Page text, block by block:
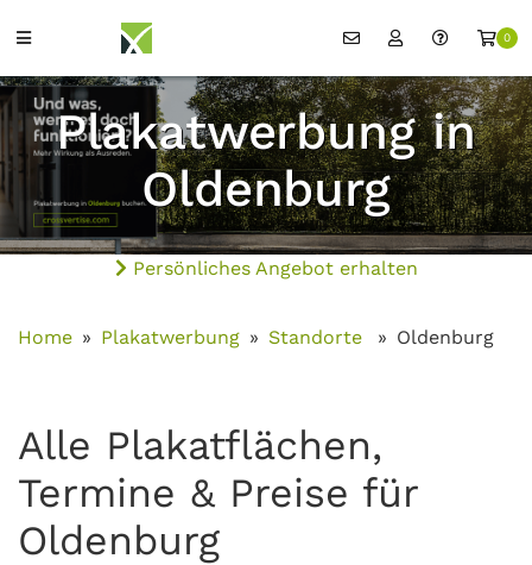
0
Plakatwerbung in
Oldenburg
Persönliches Angebot erhalten
Home Plakatwerbung Standorte Oldenburg
Alle Plakatflächen,
Termine & Preise für
Oldenburg